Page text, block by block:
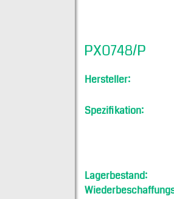
PX0748/P
Hersteller:
Spezifikation:
Lagerbestand: